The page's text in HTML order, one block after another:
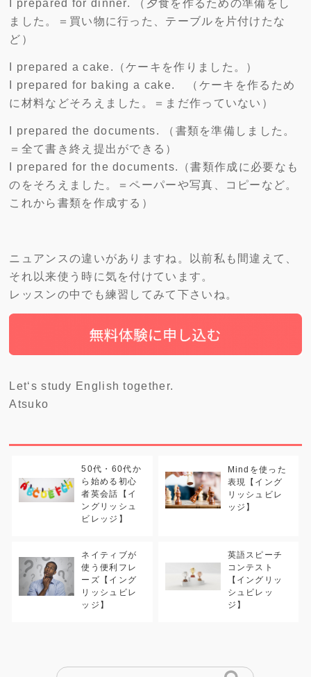
I prepared for dinner. （夕食を作るための準備をし
ました。＝買い物に行った、テーブルを片付けたな
ど）
I prepared a cake.（ケーキを作りました。）
I prepared for baking a cake. （ケーキを作るため
に材料などそろえました。＝まだ作っていない）
I prepared the documents. （書類を準備しました。
＝全て書き終え提出ができる）
I prepared for the documents.（書類作成に必要なも
のをそろえました。＝ペーパーや写真、コピーなど。
これから書類を作成する）
ニュアンスの違いがありますね。以前私も間違えて、
それ以来使う時に気を付けています。
レッスンの中でも練習してみて下さいね。
Let‘s study English together.
Atsuko
50代・60代か
ら始める初心
者英会話【イ
ングリッシュ
ビレッジ】
Mindを使った
表現【イング
リッシュビレ
ッジ】
ネイティブが
使う便利フレ
ーズ【イング
リッシュビレ
ッジ】
英語スピーチ
コンテスト
【イングリッ
シュビレッ
ジ】